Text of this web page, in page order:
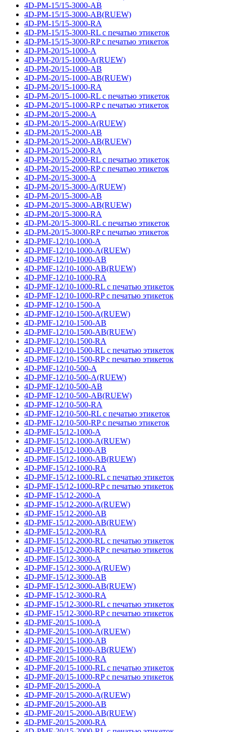
4D-PM-15/15-3000-AB
4D-PM-15/15-3000-AB(RUEW)
4D-PM-15/15-3000-RA
4D-PM-15/15-3000-RL с печатью этикеток
4D-PM-15/15-3000-RP с печатью этикеток
4D-PM-20/15-1000-A
4D-PM-20/15-1000-A(RUEW)
4D-PM-20/15-1000-AB
4D-PM-20/15-1000-AB(RUEW)
4D-PM-20/15-1000-RA
4D-PM-20/15-1000-RL с печатью этикеток
4D-PM-20/15-1000-RP с печатью этикеток
4D-PM-20/15-2000-A
4D-PM-20/15-2000-A(RUEW)
4D-PM-20/15-2000-AB
4D-PM-20/15-2000-AB(RUEW)
4D-PM-20/15-2000-RA
4D-PM-20/15-2000-RL с печатью этикеток
4D-PM-20/15-2000-RP с печатью этикеток
4D-PM-20/15-3000-A
4D-PM-20/15-3000-A(RUEW)
4D-PM-20/15-3000-AB
4D-PM-20/15-3000-AB(RUEW)
4D-PM-20/15-3000-RA
4D-PM-20/15-3000-RL с печатью этикеток
4D-PM-20/15-3000-RP с печатью этикеток
4D-PMF-12/10-1000-A
4D-PMF-12/10-1000-A(RUEW)
4D-PMF-12/10-1000-AB
4D-PMF-12/10-1000-AB(RUEW)
4D-PMF-12/10-1000-RA
4D-PMF-12/10-1000-RL с печатью этикеток
4D-PMF-12/10-1000-RP с печатью этикеток
4D-PMF-12/10-1500-A
4D-PMF-12/10-1500-A(RUEW)
4D-PMF-12/10-1500-AB
4D-PMF-12/10-1500-AB(RUEW)
4D-PMF-12/10-1500-RA
4D-PMF-12/10-1500-RL с печатью этикеток
4D-PMF-12/10-1500-RP с печатью этикеток
4D-PMF-12/10-500-A
4D-PMF-12/10-500-A(RUEW)
4D-PMF-12/10-500-AB
4D-PMF-12/10-500-AB(RUEW)
4D-PMF-12/10-500-RA
4D-PMF-12/10-500-RL с печатью этикеток
4D-PMF-12/10-500-RP с печатью этикеток
4D-PMF-15/12-1000-A
4D-PMF-15/12-1000-A(RUEW)
4D-PMF-15/12-1000-AB
4D-PMF-15/12-1000-AB(RUEW)
4D-PMF-15/12-1000-RA
4D-PMF-15/12-1000-RL с печатью этикеток
4D-PMF-15/12-1000-RP с печатью этикеток
4D-PMF-15/12-2000-A
4D-PMF-15/12-2000-A(RUEW)
4D-PMF-15/12-2000-AB
4D-PMF-15/12-2000-AB(RUEW)
4D-PMF-15/12-2000-RA
4D-PMF-15/12-2000-RL с печатью этикеток
4D-PMF-15/12-2000-RP с печатью этикеток
4D-PMF-15/12-3000-A
4D-PMF-15/12-3000-A(RUEW)
4D-PMF-15/12-3000-AB
4D-PMF-15/12-3000-AB(RUEW)
4D-PMF-15/12-3000-RA
4D-PMF-15/12-3000-RL с печатью этикеток
4D-PMF-15/12-3000-RP с печатью этикеток
4D-PMF-20/15-1000-A
4D-PMF-20/15-1000-A(RUEW)
4D-PMF-20/15-1000-AB
4D-PMF-20/15-1000-AB(RUEW)
4D-PMF-20/15-1000-RA
4D-PMF-20/15-1000-RL с печатью этикеток
4D-PMF-20/15-1000-RP с печатью этикеток
4D-PMF-20/15-2000-A
4D-PMF-20/15-2000-A(RUEW)
4D-PMF-20/15-2000-AB
4D-PMF-20/15-2000-AB(RUEW)
4D-PMF-20/15-2000-RA